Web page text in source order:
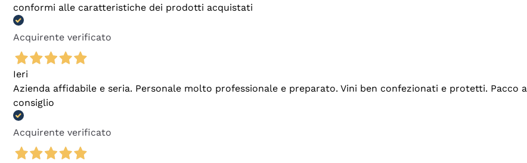
conformi alle caratteristiche dei prodotti acquistati
Acquirente verificato
Ieri
Azienda affidabile e seria. Personale molto professionale e preparato. Vini ben confezionati e protetti.
consiglio
Acquirente verificato